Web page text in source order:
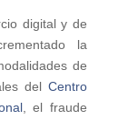
digital y de
la
de
delCentro
, el fraude